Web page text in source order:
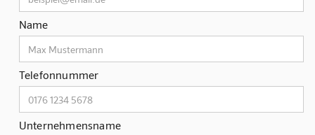
Name
Telefonnummer
Unternehmensname